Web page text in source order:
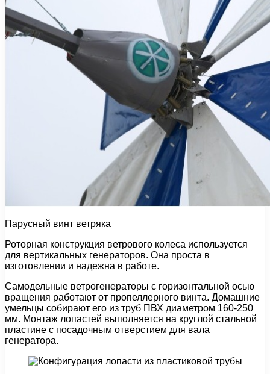
Парусный винт ветряка
Роторная конструкция ветрового колеса используется
для вертикальных генераторов. Она проста в
изготовлении и надежна в работе.
Самодельные ветрогенераторы с горизонтальной осью
вращения работают от пропеллерного винта. Домашние
умельцы собирают его из труб ПВХ диаметром 160-250
мм. Монтаж лопастей выполняется на круглой стальной
пластине с посадочным отверстием для вала
генератора.